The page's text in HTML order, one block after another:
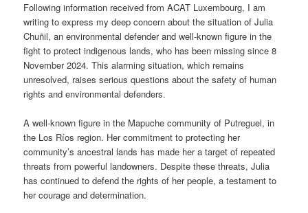
Following information received from ACAT Luxembourg, I am
writing to express my deep concern about the situation of Julia
Chuñil, an environmental defender and well-known figure in the
fight to protect indigenous lands, who has been missing since 8
November 2024. This alarming situation, which remains
unresolved, raises serious questions about the safety of human
rights and environmental defenders.
A well-known figure in the Mapuche community of Putreguel, in
the Los Ríos region. Her commitment to protecting her
community’s ancestral lands has made her a target of repeated
threats from powerful landowners. Despite these threats, Julia
has continued to defend the rights of her people, a testament to
her courage and determination.